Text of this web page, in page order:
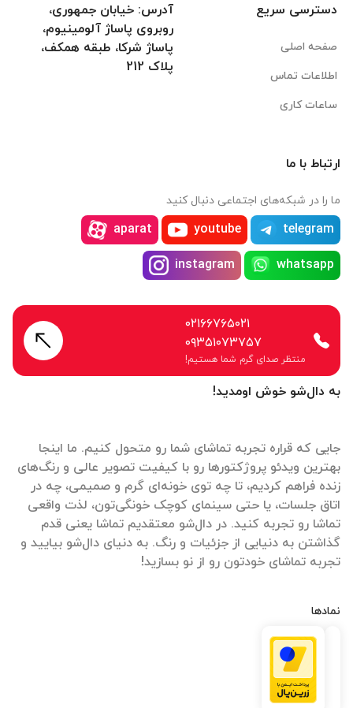
به دال‌شو خوش اومدید!
جایی که قراره تجربه تماشای شما رو متحول کنیم. ما اینجا
بهترین ویدئو پروژکتورها رو با کیفیت تصویر عالی و رنگ‌های
زنده فراهم کردیم، تا چه توی خونه‌ای گرم و صمیمی، چه در
اتاق جلسات، یا حتی سینمای کوچک خونگی‌تون، لذت واقعی
تماشا رو تجربه کنید. در دال‌شو معتقدیم تماشا یعنی قدم
گذاشتن به دنیایی از جزئیات و رنگ. به دنیای دال‌شو بیایید و
تجربه تماشای خودتون رو از نو بسازید!
نمادها
دسترسی سریع
صفحه اصلی
اطلاعات تماس
ساعات کاری
آدرس: خیابان جمهوری،
روبروی پاساژ آلومینیوم،
پاساژ شرکا، طبقه همکف،
پلاک 212
ارتباط با ما
ما را در شبکه‌های اجتماعی دنبال کنید
telegram
youtube
aparat
whatsapp
instagram
۰۲۱۶۶۷۶۵۰۲۱
۰۹۳۵۱۰۷۳۷۵۷
منتظر صدای گرم شما هستیم!